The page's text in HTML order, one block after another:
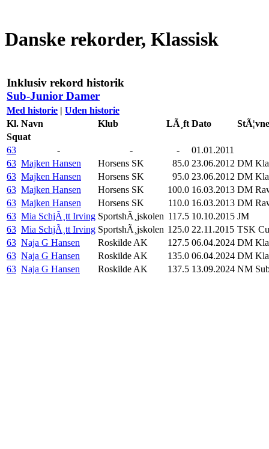
Danske rekorder, Klassisk
Inklusiv rekord historik
Sub-Junior Damer
Med historie | Uden historie
Kl. Navn Klub LÃ¸ft Dato
StÃ¦vne
Squat
63
- - -
01.01.2011
63 Majken Hansen Horsens SK 85.0 23.06.2012 DM
63 Majken Hansen Horsens SK 95.0 23.06.2012 DM
63 Majken Hansen Horsens SK 100.0 16.03.2013 DM
63 Majken Hansen Horsens SK 110.0 16.03.2013 DM
63 Mia SchjÃ¸tt Irving SportshÃ¸jskolen 117.5 10.10.2015 JM
63 Mia SchjÃ¸tt Irving SportshÃ¸jskolen 125.0 22.11.2015 TSK
63 Naja G Hansen Roskilde AK 127.5 06.04.2024 DM
63 Naja G Hansen Roskilde AK 135.0 06.04.2024 DM
63 Naja G Hansen Roskilde AK 137.5 13.09.2024 NM